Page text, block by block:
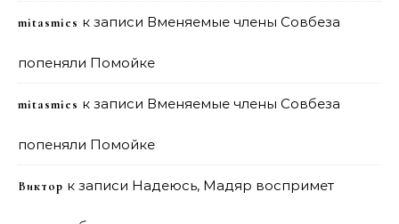
mitasmies к записи Вменяемые члены Совбеза
попеняли Помойке
mitasmies к записи Вменяемые члены Совбеза
попеняли Помойке
Виктор к записи Надеюсь, Мадяр воспримет